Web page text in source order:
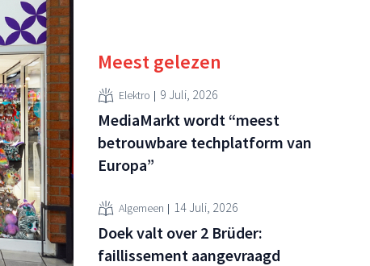
Meest gelezen
Elektro 9 Juli, 2026
MediaMarkt wordt “meest
betrouwbare techplatform van
Europa”
Algemeen 14 Juli, 2026
Doek valt over 2 Brüder:
faillissement aangevraagd